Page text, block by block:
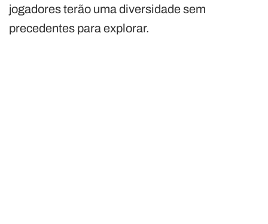
jogadores terão uma diversidade sem
precedentes para explorar.